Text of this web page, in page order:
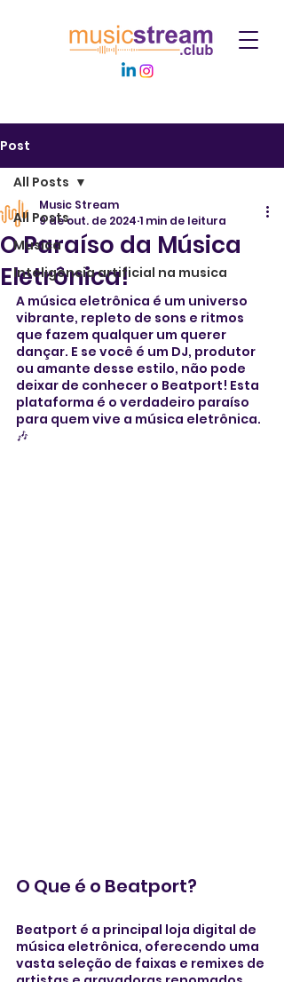
Post
All Posts
Musica
Inteligencia artificial na musica
All Posts
O Paraíso da Música
Eletrônica!
Music Stream
9 de out. de 2024 1 min de leitura
A música eletrônica é um universo
vibrante, repleto de sons e ritmos
que fazem qualquer um querer
dançar. E se você é um DJ, produtor
ou amante desse estilo, não pode
deixar de conhecer o Beatport! Esta
plataforma é o verdadeiro paraíso
para quem vive a música eletrônica.
🎶
O Que é o Beatport?
Beatport é a principal loja digital de
música eletrônica, oferecendo uma
vasta seleção de faixas e remixes de